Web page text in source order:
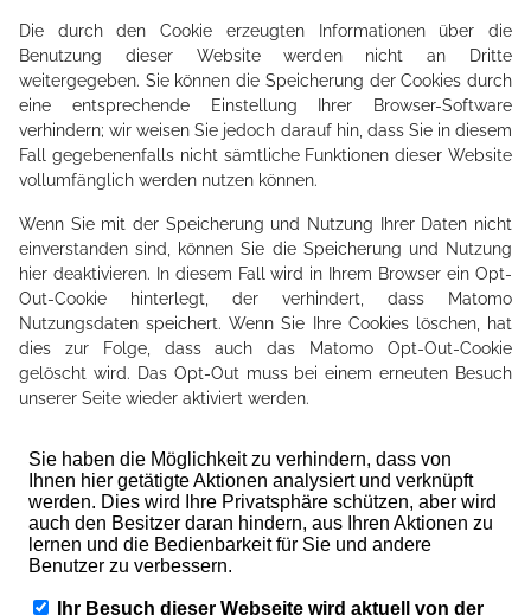
Die durch den Cookie erzeugten Informationen über die
Benutzung dieser Website werden nicht an Dritte
weitergegeben. Sie können die Speicherung der Cookies durch
eine entsprechende Einstellung Ihrer Browser-Software
verhindern; wir weisen Sie jedoch darauf hin, dass Sie in diesem
Fall gegebenenfalls nicht sämtliche Funktionen dieser Website
vollumfänglich werden nutzen können.
Wenn Sie mit der Speicherung und Nutzung Ihrer Daten nicht
einverstanden sind, können Sie die Speicherung und Nutzung
hier deaktivieren. In diesem Fall wird in Ihrem Browser ein Opt-
Out-Cookie hinterlegt, der verhindert, dass Matomo
Nutzungsdaten speichert. Wenn Sie Ihre Cookies löschen, hat
dies zur Folge, dass auch das Matomo Opt-Out-Cookie
gelöscht wird. Das Opt-Out muss bei einem erneuten Besuch
unserer Seite wieder aktiviert werden.